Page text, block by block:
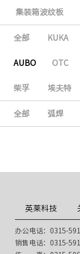
集装箱波纹板
全部 KUKA
AUBO OTC
柴孚 埃夫特
全部 弧焊
英莱科技
办公电话：0315-
销售电话：0315-